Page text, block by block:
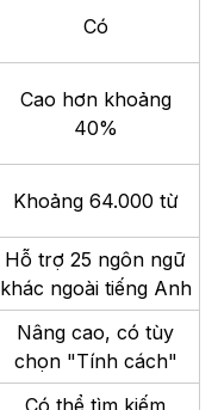
Có
Cao hơn khoảng
40%
Khoảng 64.000 từ
Hỗ trợ 25 ngôn ngữ
khác ngoài tiếng Anh
Nâng cao, có tùy
chọn "Tính cách"